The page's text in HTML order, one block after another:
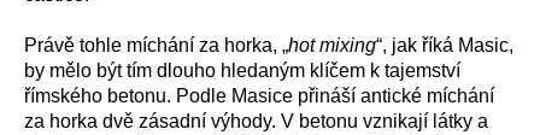
Právě tohle míchání za horka, „hot mixing“, jak říká Masic,
by mělo být tím dlouho hledaným klíčem k tajemství
římského betonu. Podle Masice přináší antické míchání
za horka dvě zásadní výhody. V betonu vznikají látky a